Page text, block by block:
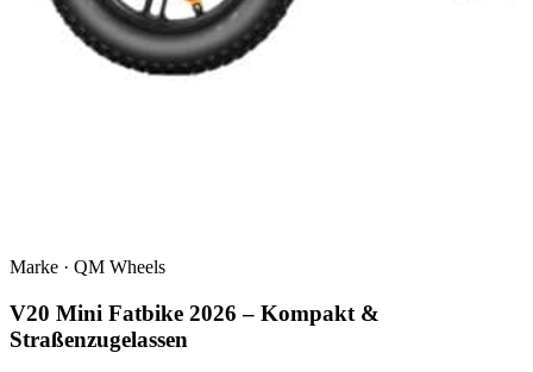
Marke · QM Wheels
V20 Mini Fatbike 2026 – Kompakt &
Straßenzugelassen